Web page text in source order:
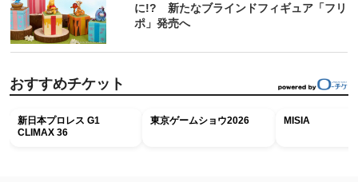
に!? 新たなブラインドフィギュア「フリ
ポ」発売へ
おすすめチケット
新日本プロレス G1
CLIMAX 36
東京ゲームショウ2026 MISIA